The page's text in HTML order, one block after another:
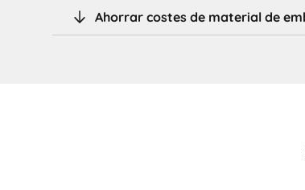
Ahorrar costes de material de